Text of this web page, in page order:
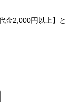
2,000円以上】と